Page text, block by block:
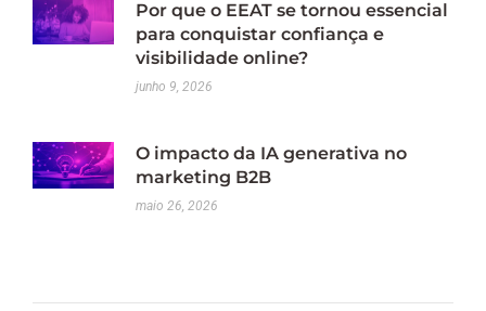
Por que o EEAT se tornou essencial
para conquistar confiança e
visibilidade online?
junho 9, 2026
O impacto da IA generativa no
marketing B2B
maio 26, 2026